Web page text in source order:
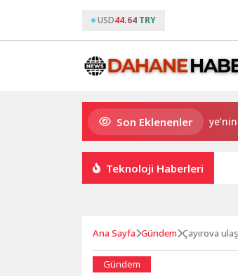
USD44.64 TRY
Son Eklenenler
Gupi ve Gülmeyen Kral Türkiye’nin ilk
Teknoloji Haberleri
Ana Sayfa Gündem Çayırova
Gündem